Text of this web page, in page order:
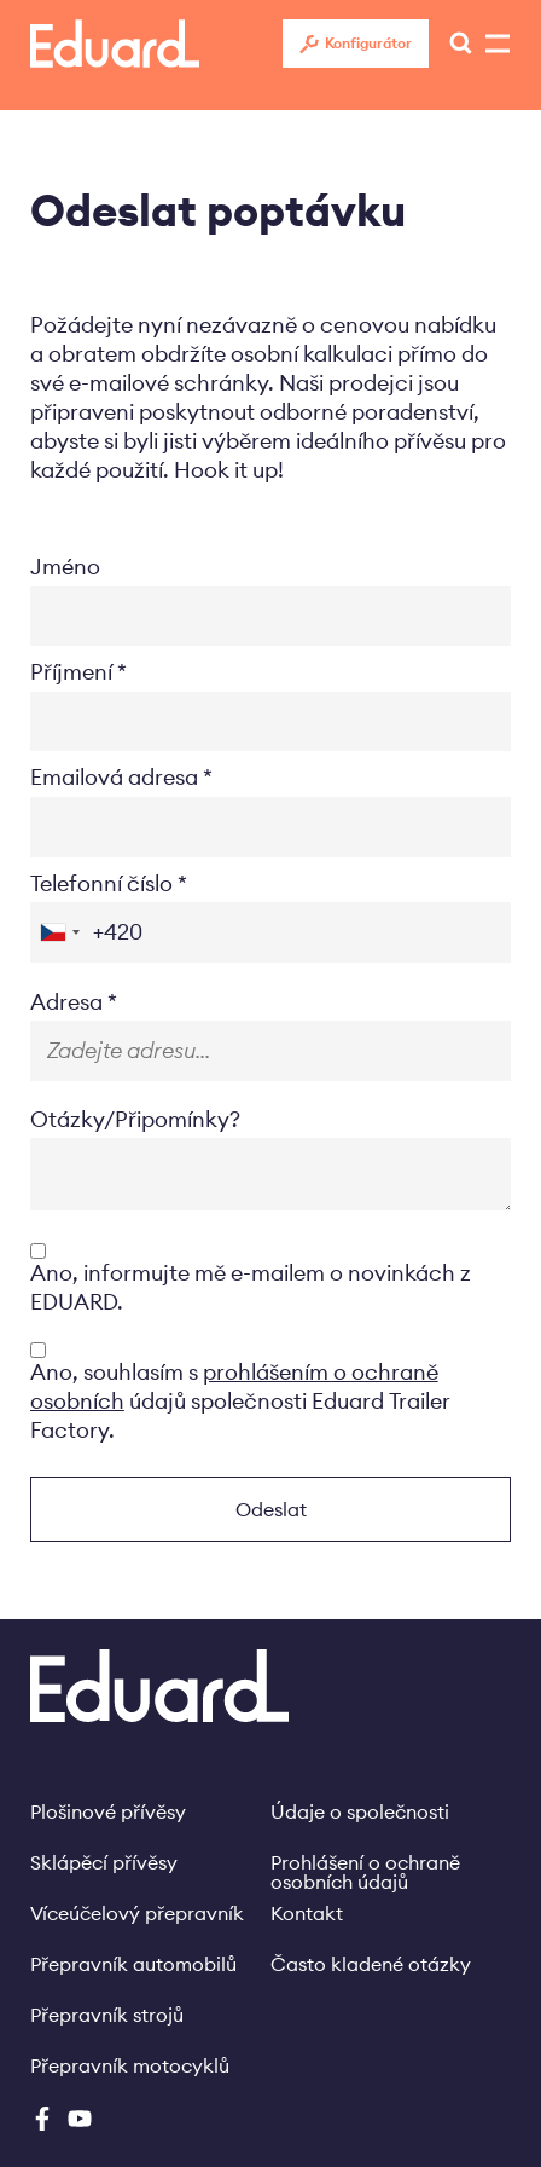
hlavnímu
Konfigurátor
Odeslat poptávku
Požádejte nyní nezávazně o cenovou nabídku
a obratem obdržíte osobní kalkulaci přímo do
své e-mailové schránky. Naši prodejci jsou
připraveni poskytnout odborné poradenství,
abyste si byli jisti výběrem ideálního přívěsu pro
každé použití. Hook it up!
Jméno
Příjmení
Emailová adresa
Telefonní číslo
Location
Adresa
Otázky/Připomínky?
Opt-
in
Ano, informujte mě e-mailem o novinkách z
EDUARD.
Privacyverklaring
Ano, souhlasím s prohlášením o ochraně
osobních údajů společnosti Eduard Trailer
Factory.
Footer
Plošinové přívěsy
Sklápěcí přívěsy
Víceúčelový přepravník
Přepravník automobilů
Přepravník strojů
Přepravník motocyklů
Legal
Údaje o společnosti
Prohlášení o ochraně
osobních údajů
Kontakt
Často kladené otázky
Social